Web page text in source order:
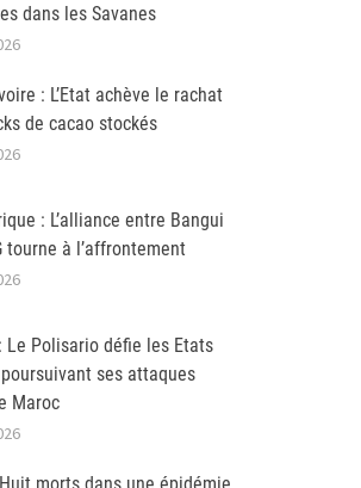
dans les Savanes
: L’Etat achève le rachat
de cacao stockés
: L’alliance entre Bangui
tourne à l’affrontement
Le Polisario défie les Etats
ses attaques
Maroc
morts dans une épidémie